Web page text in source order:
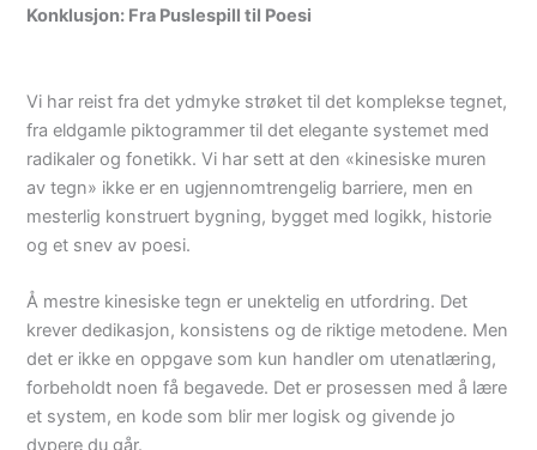
Konklusjon: Fra Puslespill til Poesi
Vi har reist fra det ydmyke strøket til det komplekse tegnet,
fra eldgamle piktogrammer til det elegante systemet med
radikaler og fonetikk. Vi har sett at den «kinesiske muren
av tegn» ikke er en ugjennomtrengelig barriere, men en
mesterlig konstruert bygning, bygget med logikk, historie
og et snev av poesi.
Å mestre kinesiske tegn er unektelig en utfordring. Det
krever dedikasjon, konsistens og de riktige metodene. Men
det er ikke en oppgave som kun handler om utenatlæring,
forbeholdt noen få begavede. Det er prosessen med å lære
et system, en kode som blir mer logisk og givende jo
dypere du går.